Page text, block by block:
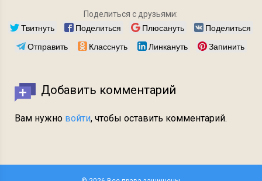
Поделиться с друзьями:
Твитнуть Поделиться Плюсануть
Поделиться
Отправить
Класснуть Линкануть Запинить
Добавить комментарий
Вам нужно войти, чтобы оставить комментарий.